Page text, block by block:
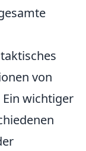
von
wichtiger